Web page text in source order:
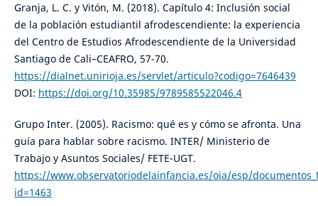
Granja, L. C. y Vitón, M. (2018). Capítulo 4: Inclusión social
de la población estudiantil afrodescendiente: la experiencia
del Centro de Estudios Afrodescendiente de la Universidad
Santiago de Cali–CEAFRO, 57-70.
https://dialnet.unirioja.es/servlet/articulo?codigo=7646439
DOI: https://doi.org/10.35985/9789585522046.4
Grupo Inter. (2005). Racismo: qué es y cómo se afronta. Una
guía para hablar sobre racismo. INTER/ Ministerio de
Trabajo y Asuntos Sociales/ FETE-UGT.
https://www.observatoriodelainfancia.es/oia/esp/
id=1463